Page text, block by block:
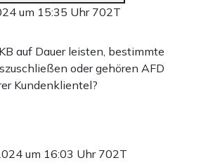
um 15:35 Uhr 702T
auf Dauer leisten, bestimmte
oder gehören AFD
Kundenklientel?
um 16:03 Uhr 702T